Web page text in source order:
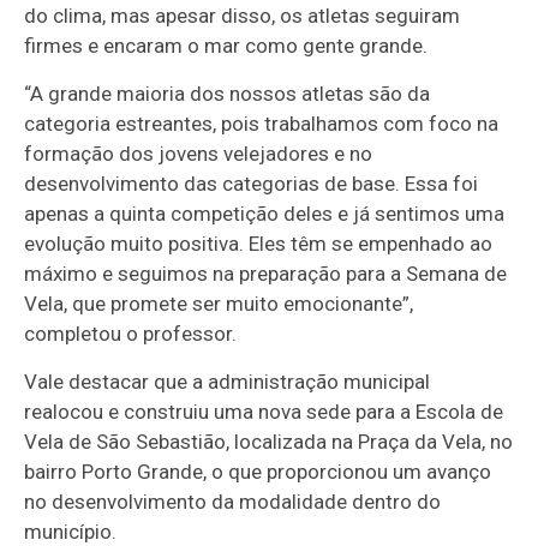
do clima, mas apesar disso, os atletas seguiram
firmes e encaram o mar como gente grande.
“A grande maioria dos nossos atletas são da
categoria estreantes, pois trabalhamos com foco na
formação dos jovens velejadores e no
desenvolvimento das categorias de base. Essa foi
apenas a quinta competição deles e já sentimos uma
evolução muito positiva. Eles têm se empenhado ao
máximo e seguimos na preparação para a Semana de
Vela, que promete ser muito emocionante”,
completou o professor.
Vale destacar que a administração municipal
realocou e construiu uma nova sede para a Escola de
Vela de São Sebastião, localizada na Praça da Vela, no
bairro Porto Grande, o que proporcionou um avanço
no desenvolvimento da modalidade dentro do
município.